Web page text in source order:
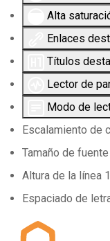
Alta
Enlaces
Títulos
Lector de
Modo de
Escalamiento de
Tamaño de fuente
Altura de la línea
Espaciado de